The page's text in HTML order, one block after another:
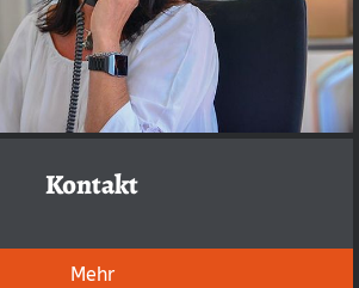
Kontakt
Mehr